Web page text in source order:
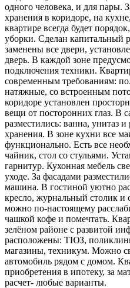
одного человека, и для пары.
хранения в коридоре, на
квартире всегда будет
уборки. Сделан капитальный
заменены все двери,
дверь. В каждой зоне
подключения техники.
современным требованиям:
натяжные, со встроенным
коридоре установлен
вещи от посторонних глаз. В
разместились: ванна, унитаз
хранения. В зоне кухни все
функционально. Есть все
чайник, стол со стульями.
гарнитур. Кухонная мебель
уходе. За фасадами
машина. В гостиной уютно
кресло, журнальный столик и
можно по-настоящему
чашкой кофе и помечтать.
зелёном районе с развитой
расположены: ТЮЗ,
магазины, техникум. Можно
автомобиль рядом с домом.
приобретения в ипотеку, за
расчет- любые варианты.